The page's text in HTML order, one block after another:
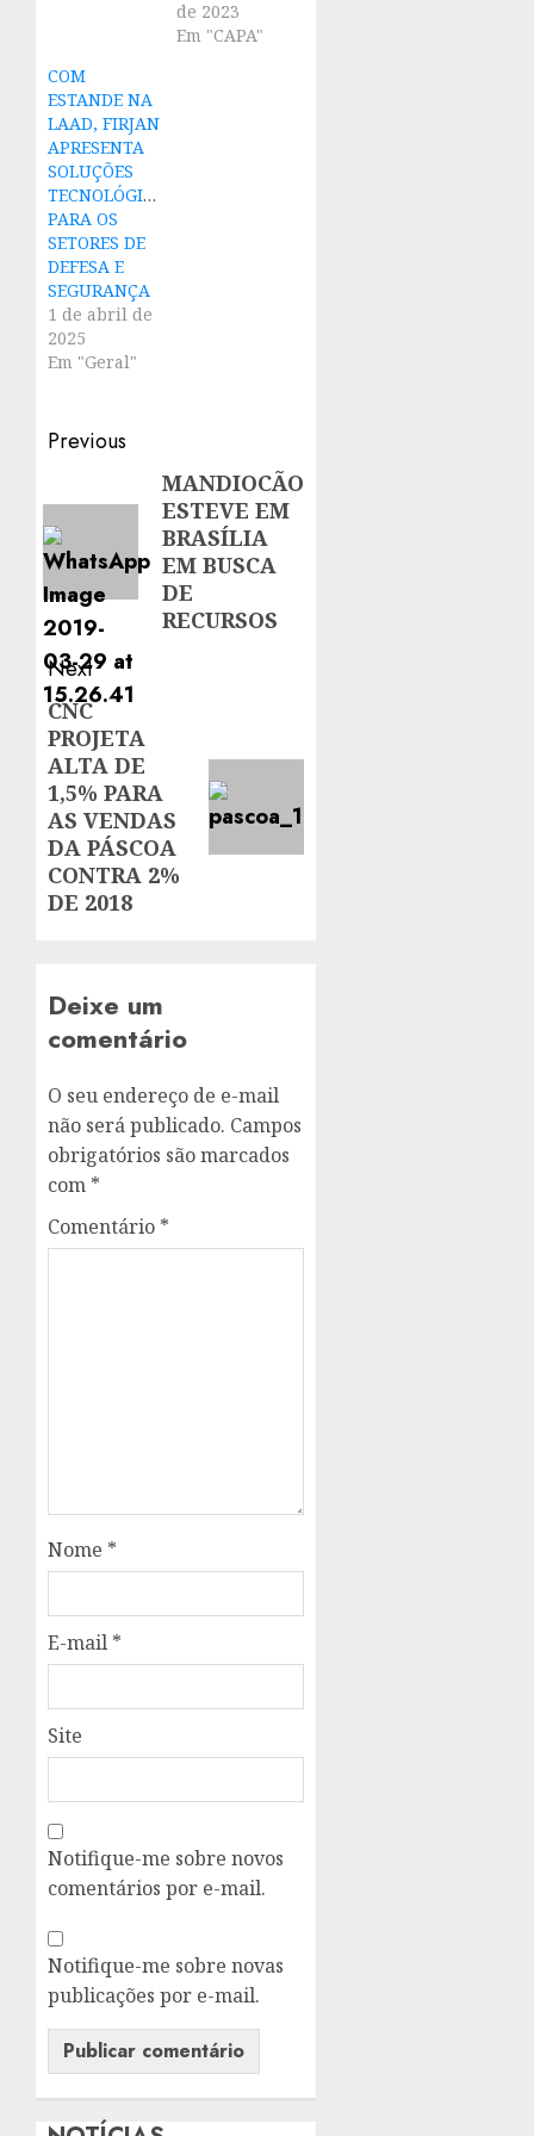
de 2023
Em "CAPA"
COM
ESTANDE NA
LAAD, FIRJAN
APRESENTA
SOLUÇÕES
TECNOLÓGICAS
PARA OS
SETORES DE
DEFESA E
SEGURANÇA
1 de abril de
2025
Em "Geral"
Post
navigation
Previous
post:
MANDIOCÃO
ESTEVE EM
BRASÍLIA
EM BUSCA
DE
RECURSOS
Next
Next
post:
CNC
PROJETA
ALTA DE
1,5% PARA
AS VENDAS
DA PÁSCOA
CONTRA 2%
DE 2018
Deixe um
comentário
O seu endereço de e-mail
não será publicado. Campos
obrigatórios são marcados
com *
Comentário *
Nome *
E-mail *
Site
Notifique-me sobre novos
comentários por e-mail.
Notifique-me sobre novas
publicações por e-mail.